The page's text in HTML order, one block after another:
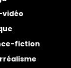
fiction